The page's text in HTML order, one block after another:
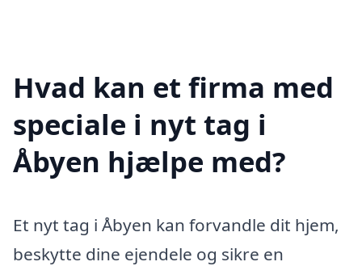
Hvad kan et firma med
speciale i nyt tag i
Åbyen hjælpe med?
Et nyt tag i Åbyen kan forvandle dit hjem,
beskytte dine ejendele og sikre en